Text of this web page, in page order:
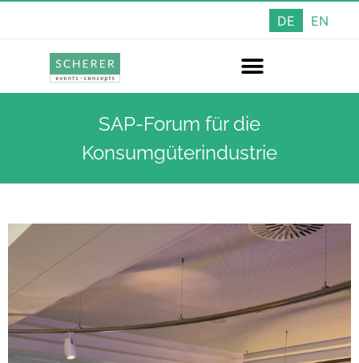
DE EN
SAP-Forum für die
Konsumgüterindustrie